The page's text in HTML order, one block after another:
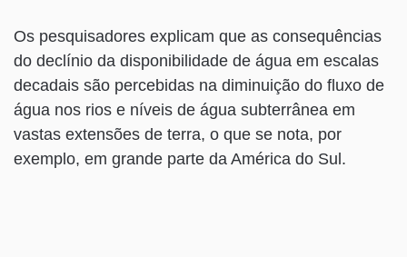
Os pesquisadores explicam que as consequências
do declínio da disponibilidade de água em escalas
decadais são percebidas na diminuição do fluxo de
água nos rios e níveis de água subterrânea em
vastas extensões de terra, o que se nota, por
exemplo, em grande parte da América do Sul.